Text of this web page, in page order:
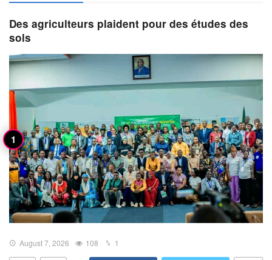
Des agriculteurs plaident pour des études des
sols
August 7, 2026 108 1